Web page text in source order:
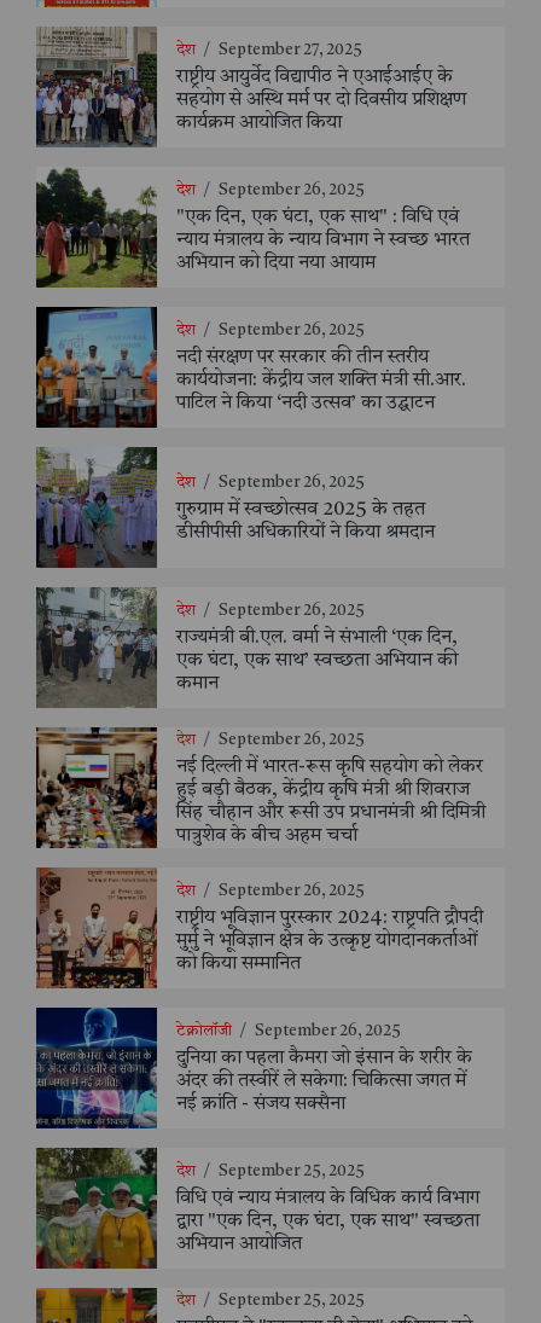
देश / September 27, 2025
राष्ट्रीय आयुर्वेद विद्यापीठ ने एआईआईए के
सहयोग से अस्थि मर्म पर दो दिवसीय प्रशिक्षण
कार्यक्रम आयोजित किया
देश / September 26, 2025
"एक दिन, एक घंटा, एक साथ" : विधि एवं
न्याय मंत्रालय के न्याय विभाग ने स्वच्छ भारत
अभियान को दिया नया आयाम
देश / September 26, 2025
नदी संरक्षण पर सरकार की तीन स्तरीय
कार्ययोजना: केंद्रीय जल शक्ति मंत्री सी.आर.
पाटिल ने किया ‘नदी उत्सव’ का उद्घाटन
देश / September 26, 2025
गुरुग्राम में स्वच्छोत्सव 2025 के तहत
डीसीपीसी अधिकारियों ने किया श्रमदान
देश / September 26, 2025
राज्यमंत्री बी.एल. वर्मा ने संभाली ‘एक दिन,
एक घंटा, एक साथ’ स्वच्छता अभियान की
कमान
देश / September 26, 2025
नई दिल्ली में भारत-रूस कृषि सहयोग को लेकर
हुई बड़ी बैठक, केंद्रीय कृषि मंत्री श्री शिवराज
सिंह चौहान और रूसी उप प्रधानमंत्री श्री दिमित्री
पात्रुशेव के बीच अहम चर्चा
देश / September 26, 2025
राष्ट्रीय भूविज्ञान पुरस्कार 2024: राष्ट्रपति द्रौपदी
मुर्मु ने भूविज्ञान क्षेत्र के उत्कृष्ट योगदानकर्ताओं
को किया सम्मानित
टेक्नोलॉजी / September 26, 2025
दुनिया का पहला कैमरा जो इंसान के शरीर के
अंदर की तस्वीरें ले सकेगा: चिकित्सा जगत में
नई क्रांति - संजय सक्सैना
देश / September 25, 2025
विधि एवं न्याय मंत्रालय के विधिक कार्य विभाग
द्वारा "एक दिन, एक घंटा, एक साथ" स्वच्छता
अभियान आयोजित
देश / September 25, 2025